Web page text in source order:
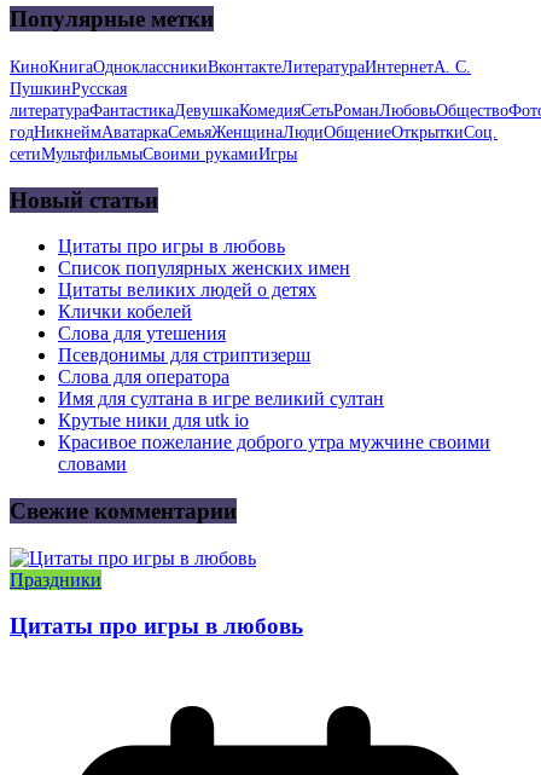
Популярные метки
КиноКнигаОдноклассникиВконтактеЛитератураИнтернетА. С.
ПушкинРусская
литератураФантастикаДевушкаКомедияСетьРоманЛюбовьОбщество
годНикнеймАватаркаСемьяЖенщинаЛюдиОбщениеОткрыткиСоц.
сетиМультфильмыСвоими рукамиИгры
Новый статьи
Цитаты про игры в любовь
Список популярных женских имен
Цитаты великих людей о детях
Клички кобелей
Слова для утешения
Псевдонимы для стриптизерш
Слова для оператора
Имя для султана в игре великий султан
Крутые ники для utk io
Красивое пожелание доброго утра мужчине своими
словами
Свежие комментарии
Праздники
Цитаты про игры в любовь